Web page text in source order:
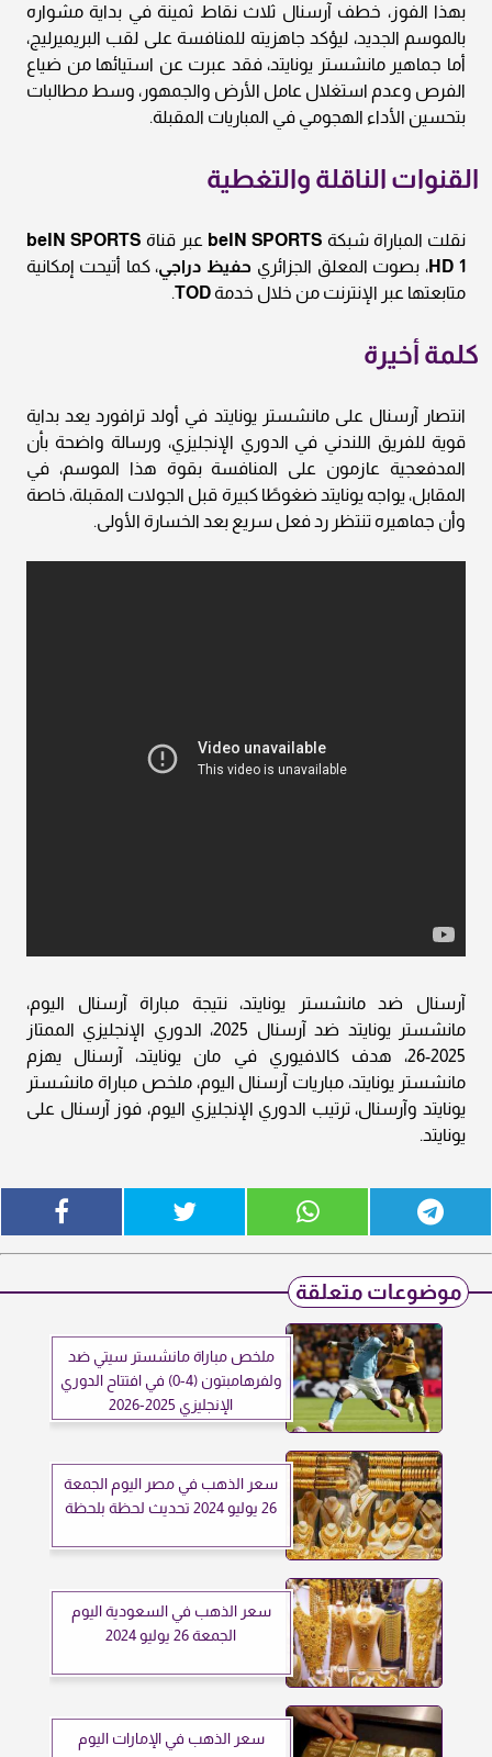
بهذا الفوز، خطف آرسنال ثلاث نقاط ثمينة في بداية مشواره
بالموسم الجديد، ليؤكد جاهزيته للمنافسة على لقب البريميرليج،
أما جماهير مانشستر يونايتد، فقد عبرت عن استيائها من ضياع
الفرص وعدم استغلال عامل الأرض والجمهور، وسط مطالبات
بتحسين الأداء الهجومي في المباريات المقبلة.
القنوات الناقلة والتغطية
نقلت المباراة شبكة beIN SPORTS عبر قناة beIN SPORTS
HD 1، بصوت المعلق الجزائري حفيظ دراجي، كما أتيحت إمكانية
متابعتها عبر الإنترنت من خلال خدمة TOD
.
كلمة أخيرة
انتصار آرسنال على مانشستر يونايتد في أولد ترافورد يعد بداية
قوية للفريق اللندني في الدوري الإنجليزي، ورسالة واضحة بأن
المدفعجية عازمون على المنافسة بقوة هذا الموسم، في
المقابل، يواجه يونايتد ضغوطًا كبيرة قبل الجولات المقبلة، خاصة
وأن جماهيره تنتظر رد فعل سريع بعد الخسارة الأولى.
آرسنال ضد مانشستر يونايتد، نتيجة مباراة آرسنال اليوم،
مانشستر يونايتد ضد آرسنال 2025، الدوري الإنجليزي الممتاز
2025-26، هدف كالافيوري في مان يونايتد، آرسنال يهزم
مانشستر يونايتد، مباريات آرسنال اليوم، ملخص مباراة مانشستر
يونايتد وآرسنال، ترتيب الدوري الإنجليزي اليوم، فوز آرسنال على
يونايتد.
موضوعات متعلقة
ملخص مباراة مانشستر سيتي ضد
ولفرهامبتون (4-0) في افتتاح الدوري
الإنجليزي 2025-2026
سعر الذهب في مصر اليوم الجمعة
26 يوليو 2024 تحديث لحظة بلحظة
سعر الذهب في السعودية اليوم
الجمعة 26 يوليو 2024
سعر الذهب في الإمارات اليوم